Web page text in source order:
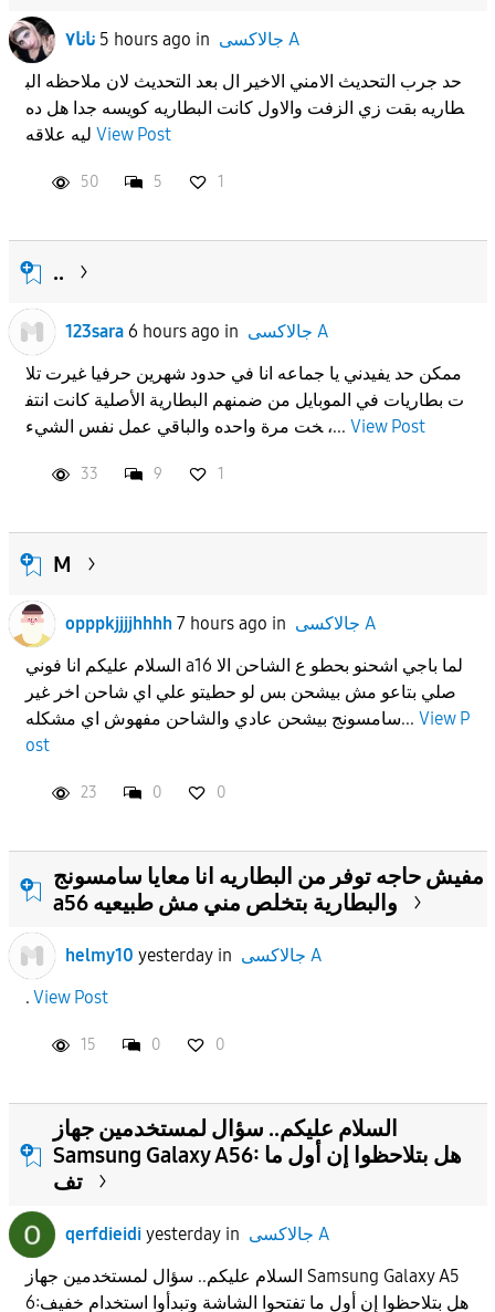
نانا٧ 5 hours ago in
جالاكسى A
حد جرب التحديث الامني الاخير ال بعد التحديث لان ملاحظه الب
طاريه بقت زي الزفت والاول كانت البطاريه كويسه جدا هل ده
View Post
50 5 1
..
123sara 6 hours ago in
جالاكسى A
ممكن حد يفيدني يا جماعه انا في حدود شهرين حرفيا غيرت تلا
ت بطاريات في الموبايل من ضمنهم البطارية الأصلية كانت انتف
خت مرة واحده والباقي عمل نفس الشيء ،... View Post
33 9 1
M
opppkjjjjhhhh 7 hours ago in
جالاكسى A
السلام عليكم انا فوني a16 لما باجي اشحنو بحطو ع الشاحن الا
صلي بتاعو مش بيشحن بس لو حطيتو علي اي شاحن اخر غير
سامسونج بيشحن عادي والشاحن مفهوش اي مشكله... View P
ost
23 0 0
مفيش حاجه توفر من البطاريه انا معايا سامسونج
a56 والبطارية بتخلص مني مش طبيعيه
helmy10 yesterdayin
جالاكسى A
. View Post
15 0 0
السلام عليكم.. سؤال لمستخدمين جهاز
Samsung Galaxy A56: هل بتلاحظوا إن أول ما
تف
qerfdieidi yesterdayin
جالاكسى A
السلام عليكم.. سؤال لمستخدمين جهاز Samsung Galaxy A5
6:هل بتلاحظوا إن أول ما تفتحوا الشاشة وتبدأوا استخدام خفيف